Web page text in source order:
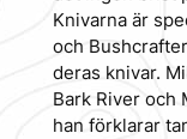
Knivarna är
och
deras knivar.
Bark River och
han förklarar